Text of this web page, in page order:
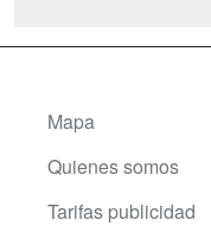
Mapa
Quienes somos
Tarifas publicidad